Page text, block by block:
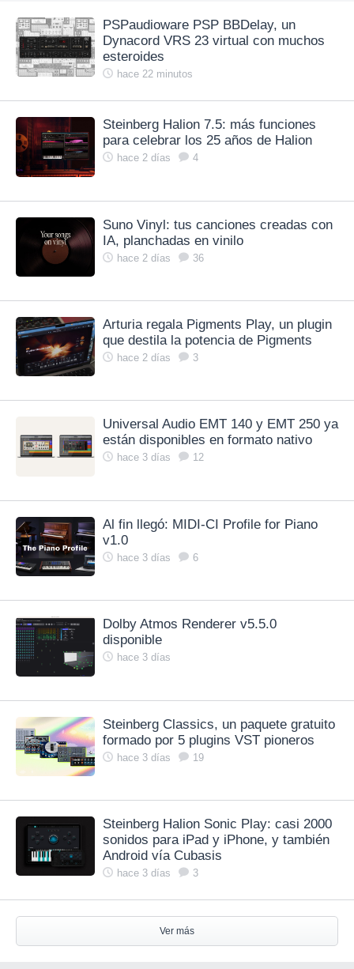
PSPaudioware PSP BBDelay, un
Dynacord VRS 23 virtual con muchos
esteroides
hace 22 minutos
Steinberg Halion 7.5: más funciones
para celebrar los 25 años de Halion
hace 2 días 4
Suno Vinyl: tus canciones creadas con
IA, planchadas en vinilo
hace 2 días 36
Arturia regala Pigments Play, un plugin
que destila la potencia de Pigments
hace 2 días 3
Universal Audio EMT 140 y EMT 250 ya
están disponibles en formato nativo
hace 3 días 12
Al fin llegó: MIDI-CI Profile for Piano
v1.0
hace 3 días 6
Dolby Atmos Renderer v5.5.0
disponible
hace 3 días
Steinberg Classics, un paquete gratuito
formado por 5 plugins VST pioneros
hace 3 días 19
Steinberg Halion Sonic Play: casi 2000
sonidos para iPad y iPhone, y también
Android vía Cubasis
hace 3 días 3
Ver más